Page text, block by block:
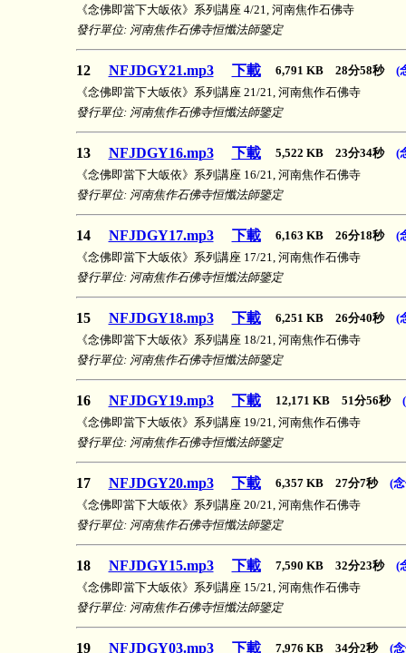
《念佛即當下大皈依》系列講座 4/21, 河南焦作石佛寺
發行單位: 河南焦作石佛寺恒懺法師鑒定
12 NFJDGY21.mp3 下載 6,791 KB 28分58秒 (
《念佛即當下大皈依》系列講座 21/21, 河南焦作石佛寺
發行單位: 河南焦作石佛寺恒懺法師鑒定
13 NFJDGY16.mp3 下載 5,522 KB 23分34秒 (
《念佛即當下大皈依》系列講座 16/21, 河南焦作石佛寺
發行單位: 河南焦作石佛寺恒懺法師鑒定
14 NFJDGY17.mp3 下載 6,163 KB 26分18秒 (
《念佛即當下大皈依》系列講座 17/21, 河南焦作石佛寺
發行單位: 河南焦作石佛寺恒懺法師鑒定
15 NFJDGY18.mp3 下載 6,251 KB 26分40秒 (
《念佛即當下大皈依》系列講座 18/21, 河南焦作石佛寺
發行單位: 河南焦作石佛寺恒懺法師鑒定
16 NFJDGY19.mp3 下載 12,171 KB 51分56秒
《念佛即當下大皈依》系列講座 19/21, 河南焦作石佛寺
發行單位: 河南焦作石佛寺恒懺法師鑒定
17 NFJDGY20.mp3 下載 6,357 KB 27分7秒 (
《念佛即當下大皈依》系列講座 20/21, 河南焦作石佛寺
發行單位: 河南焦作石佛寺恒懺法師鑒定
18 NFJDGY15.mp3 下載 7,590 KB 32分23秒 (
《念佛即當下大皈依》系列講座 15/21, 河南焦作石佛寺
發行單位: 河南焦作石佛寺恒懺法師鑒定
19 NFJDGY03.mp3 下載 7,976 KB 34分2秒 (